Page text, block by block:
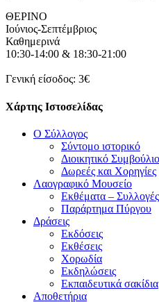
ΘΕΡΙΝΟ
Ιούνιος-Σεπτέμβριος
Καθημερινά
10:30-14:00 & 18:30-21:00
Γενική είσοδος: 3€
Χάρτης Ιστοσελίδας
Ο Σύλλογος
Σύντομο ιστορικό
Διοικητικό Συμβούλιο
Δωρεές και Χορηγίες
Λαογραφικό Μουσείο
Εκθέματα – Συλλογές
Παράρτημα Πύργου
Δράσεις
Εκδόσεις
Εκθέσεις
Χορωδία
Εκδηλώσεις
Εκπαιδευτικά σακίδια
Αποθετήρια